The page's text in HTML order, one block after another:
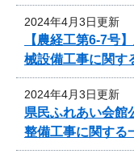
2024年4月3日更新
【農経工第6-7号
械設備工事に関す
2024年4月3日更新
県民ふれあい会館
整備工事に関する